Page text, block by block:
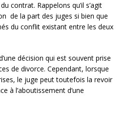
contrat. Rappelons qu’il s’agit
de la part des juges si bien que
du conflit existant entre les deux
décision qui est souvent prise
de divorce. Cependant, lorsque
le juge peut toutefois la revoir
à l’aboutissement d’une